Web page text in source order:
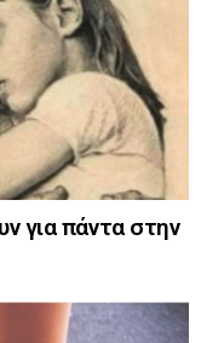
για πάντα στην